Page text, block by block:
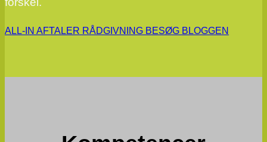
ALL-IN AFTALER RÅDGIVNING BESØG BLOGGEN